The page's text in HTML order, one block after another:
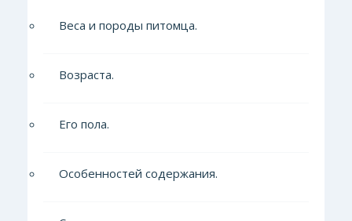
Веса и породы питомца.
Возраста.
Его пола.
Особенностей содержания.